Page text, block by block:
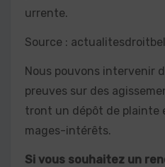
urrente.
Source :
Nous pouvons intervenir
preuves sur des
tront un dépôt de plainte
mages-intérêts.
Si vous souhaitez un